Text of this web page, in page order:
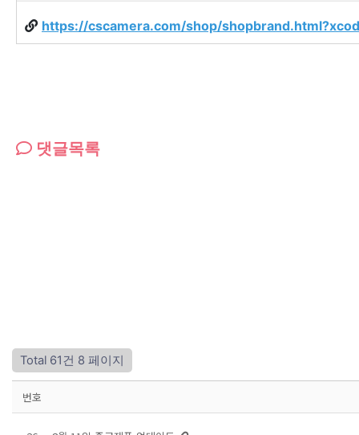
https://cscamera.com/shop/
댓글목록
Total 61건 8 페이지
번호